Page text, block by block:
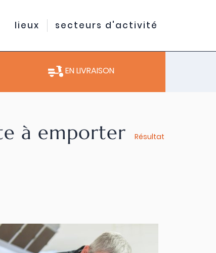
lieux secteurs d'activité
EN LIVRAISON
à emporter
Résultat